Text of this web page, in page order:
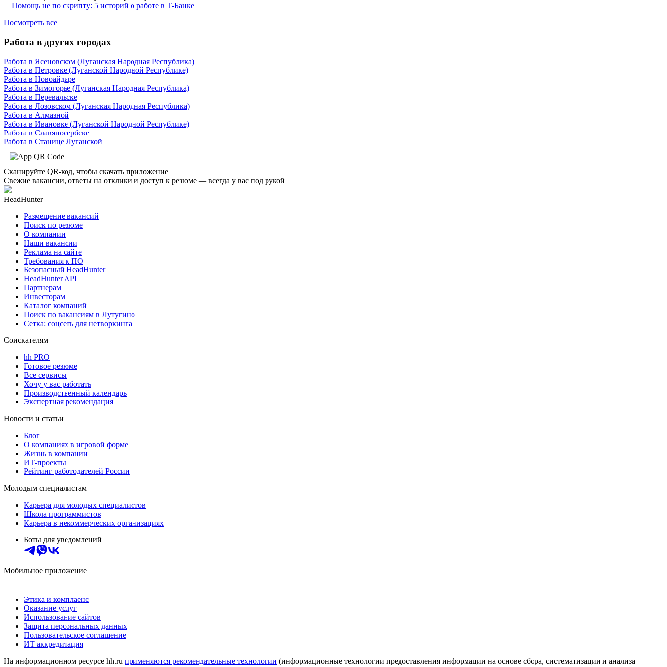
Помощь не по скрипту: 5 историй о работе в Т-Банке
Посмотреть все
Работа в других городах
Работа в Ясеновском (Луганская Народная Республика)
Работа в Петровке (Луганской Народной Республике)
Работа в Новоайдаре
Работа в Зимогорье (Луганская Народная Республика)
Работа в Перевальске
Работа в Лозовском (Луганская Народная Республика)
Работа в Алмазной
Работа в Ивановке (Луганской Народной Республике)
Работа в Славяносербске
Работа в Станице Луганской
Сканируйте QR-код, чтобы скачать приложение
Свежие вакансии, ответы на отклики и доступ к резюме — всегда у вас под рукой
HeadHunter
Размещение вакансий
Поиск по резюме
О компании
Наши вакансии
Реклама на сайте
Требования к ПО
Безопасный HeadHunter
HeadHunter API
Партнерам
Инвесторам
Каталог компаний
Поиск по вакансиям в Лутугино
Сетка: соцсеть для нетворкинга
Соискателям
hh PRO
Готовое резюме
Все сервисы
Хочу у вас работать
Производственный календарь
Экспертная рекомендация
Новости и статьи
Блог
О компаниях в игровой форме
Жизнь в компании
ИТ-проекты
Рейтинг работодателей России
Молодым специалистам
Карьера для молодых специалистов
Школа программистов
Карьера в некоммерческих организациях
Боты для уведомлений
Мобильное приложение
Этика и комплаенс
Оказание услуг
Использование сайтов
Защита персональных данных
Пользовательское соглашение
ИТ аккредитация
На информационном ресурсе hh.ru применяются рекомендательные технологии (информационные технологии предоставления информации на основе сбора, систематизации и анализа